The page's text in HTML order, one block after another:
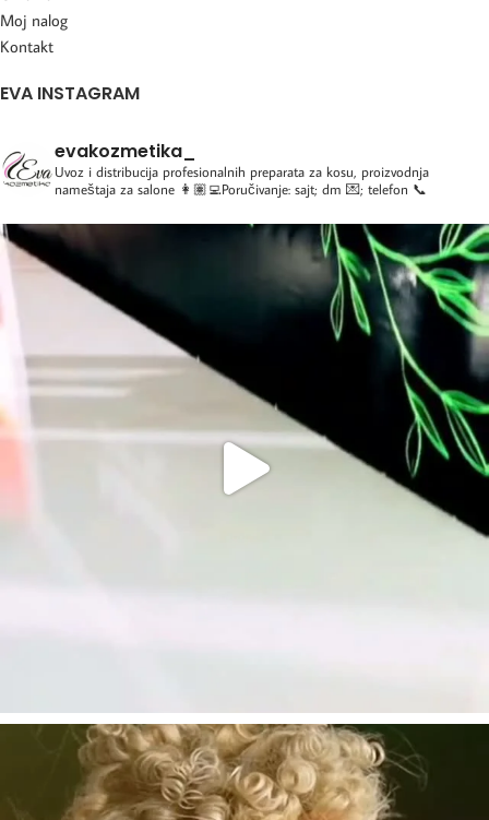
Moj nalog
Kontakt
EVA INSTAGRAM
evakozmetika_
Uvoz i distribucija profesionalnih preparata za kosu, proizvodnja
nameštaja za salone 👩🏽‍💻Poručivanje: sajt; dm 💌; telefon 📞